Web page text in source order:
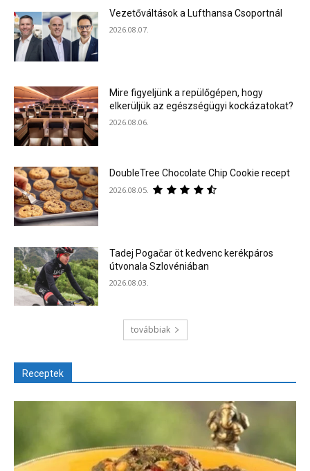
Vezetőváltások a Lufthansa Csoportnál
2026.08.07.
Mire figyeljünk a repülőgépen, hogy
elkerüljük az egészségügyi kockázatokat?
2026.08.06.
DoubleTree Chocolate Chip Cookie recept
2026.08.05.
Tadej Pogačar öt kedvenc kerékpáros
útvonala Szlovéniában
2026.08.03.
továbbiak
Receptek